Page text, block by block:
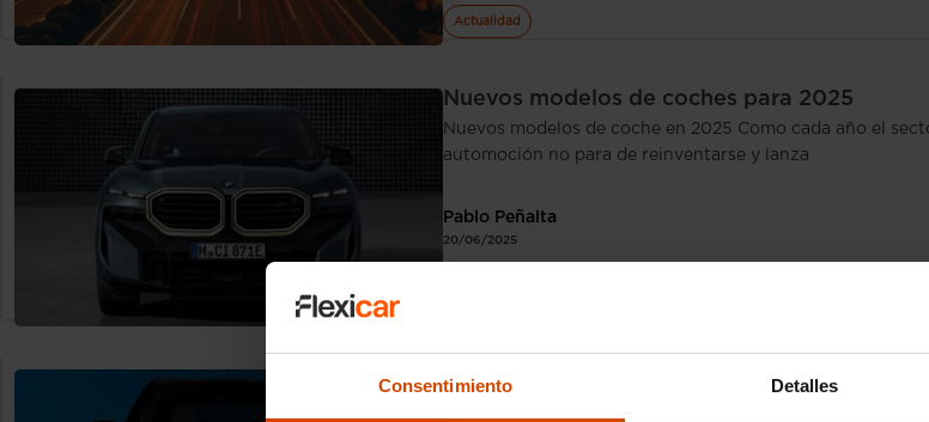
Consentimiento Detalles
Actualidad
Nuevos modelos de coches para 2025
Nuevos modelos de coche en 2025 Como cada año el
automoción no para de reinventarse y lanza
Pablo Peñalta
20/06/2025
Toyota Aygo X 2026: diseño renovado y